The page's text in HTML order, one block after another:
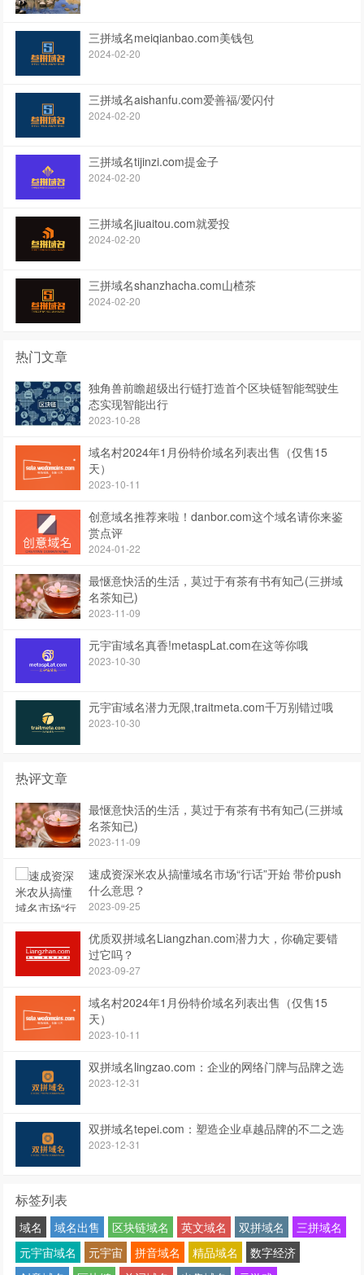
三拼域名meiqianbao.com美钱包
2024-02-20
三拼域名aishanfu.com爱善福/爱闪付
2024-02-20
三拼域名tijinzi.com提金子
2024-02-20
三拼域名jiuaitou.com就爱投
2024-02-20
三拼域名shanzhacha.com山楂茶
2024-02-20
热门文章
独角兽前瞻超级出行链打造首个区块链智能驾驶生
态实现智能出行
2023-10-28
域名村2024年1月份特价域名列表出售（仅售15
天）
2023-10-11
创意域名推荐来啦！danbor.com这个域名请你来鉴
赏点评
2024-01-22
最惬意快活的生活，莫过于有茶有书有知己(三拼域
名茶知已)
2023-11-09
元宇宙域名真香!metaspLat.com在这等你哦
2023-10-30
元宇宙域名潜力无限,traitmeta.com千万别错过哦
2023-10-30
热评文章
最惬意快活的生活，莫过于有茶有书有知己(三拼域
名茶知已)
2023-11-09
速成资深米农从搞懂域名市场“行话”开始 带价push
什么意思？
2023-09-25
优质双拼域名Liangzhan.com潜力大，你确定要错
过它吗？
2023-09-27
域名村2024年1月份特价域名列表出售（仅售15
天）
2023-10-11
双拼域名lingzao.com：企业的网络门牌与品牌之选
2023-12-31
双拼域名tepei.com：塑造企业卓越品牌的不二之选
2023-12-31
标签列表
域名 域名出售 区块链域名 英文域名 双拼域名
三拼域名
元宇宙域名
元宇宙 拼音域名 精品域名
数字经济